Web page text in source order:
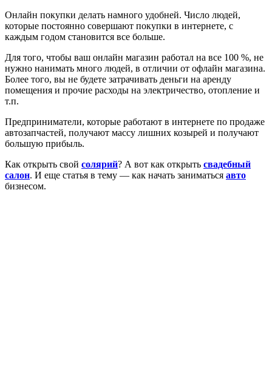
Онлайн покупки делать намного удобней. Число людей,
которые постоянно совершают покупки в интернете, с
каждым годом становится все больше.
Для того, чтобы ваш онлайн магазин работал на все 100 %, не
нужно нанимать много людей, в отличии от офлайн магазина.
Более того, вы не будете затрачивать деньги на аренду
помещения и прочие расходы на электричество, отопление и
т.п.
Предприниматели, которые работают в интернете по продаже
автозапчастей, получают массу лишних козырей и получают
большую прибыль.
Как открыть свой солярий? А вот как открыть свадебный
салон. И еще статья в тему — как начать заниматься авто
бизнесом.